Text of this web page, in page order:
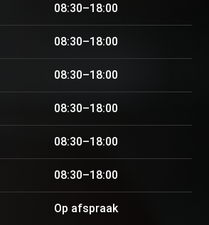
08:30–18:00
08:30–18:00
08:30–18:00
08:30–18:00
08:30–18:00
08:30–18:00
Op afspraak